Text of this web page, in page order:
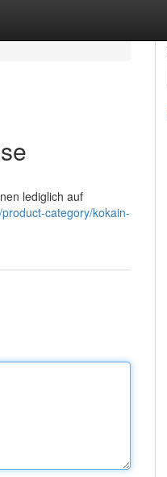
lediglich auf
category/kokain-